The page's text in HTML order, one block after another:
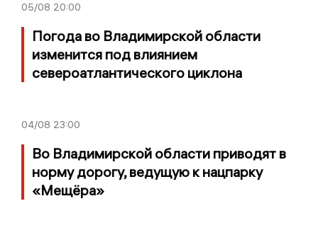
05/08 20:00
Погода во Владимирской области
изменится под влиянием
североатлантического циклона
04/08 23:00
Во Владимирской области приводят в
норму дорогу, ведущую к нацпарку
«Мещёра»